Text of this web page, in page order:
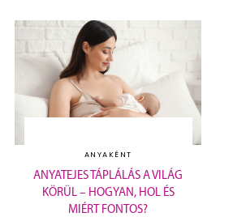
ANYAKÉNT
ANYATEJES TÁPLÁLÁS A VILÁG
KÖRÜL – HOGYAN, HOL ÉS
MIÉRT FONTOS?